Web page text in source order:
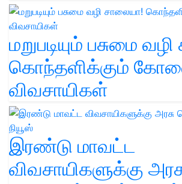
மறுபடியும் பசுமை
கொந்தளிக்கும்
விவசாயிகள்
இரண்டு மாவட்ட
விவசாயிகளுக்கு